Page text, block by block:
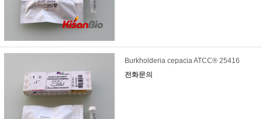
Burkholderia cepacia ATCC® 25416
전화문의